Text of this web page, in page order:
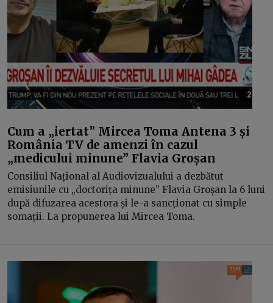
Cum a „iertat” Mircea Toma Antena 3 și
România TV de amenzi în cazul
„medicului minune” Flavia Groșan
Consiliul Național al Audiovizualului a dezbătut
emisiunile cu „doctorița minune” Flavia Groșan la 6 luni
după difuzarea acestora și le-a sancționat cu simple
somații. La propunerea lui Mircea Toma.